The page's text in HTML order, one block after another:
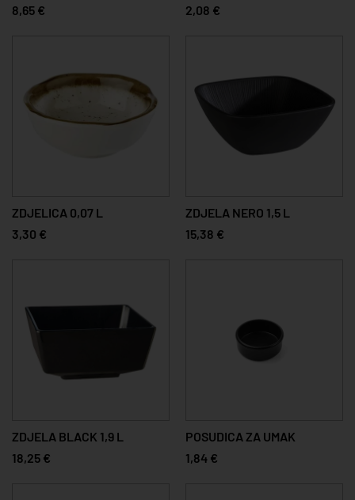
8,65 €
2,08 €
ZDJELICA 0,07 L
3,30 €
ZDJELA NERO 1,5 L
15,38 €
ZDJELA BLACK 1,9 L
18,25 €
POSUDICA ZA UMAK
1,84 €